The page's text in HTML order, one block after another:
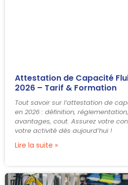
Attestation de Capacité
2026 – Tarif & Formation
Tout savoir sur l’attestation de
en 2026 : définition,
avantages, cout. Assurez votre
votre activité dès aujourd’hui !
Lire la suite »